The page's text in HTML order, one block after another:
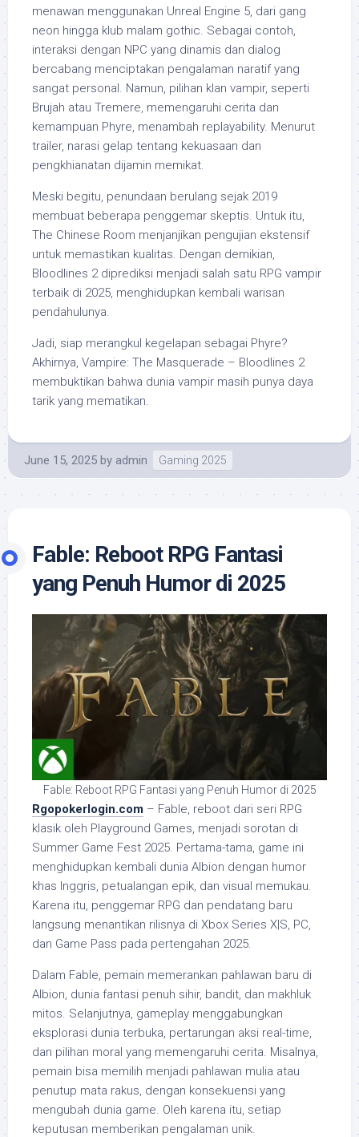
menawan menggunakan Unreal Engine 5, dari gang
neon hingga klub malam gothic. Sebagai contoh,
interaksi dengan NPC yang dinamis dan dialog
bercabang menciptakan pengalaman naratif yang
sangat personal. Namun, pilihan klan vampir, seperti
Brujah atau Tremere, memengaruhi cerita dan
kemampuan Phyre, menambah replayability. Menurut
trailer, narasi gelap tentang kekuasaan dan
pengkhianatan dijamin memikat.
Meski begitu, penundaan berulang sejak 2019
membuat beberapa penggemar skeptis. Untuk itu,
The Chinese Room menjanjikan pengujian ekstensif
untuk memastikan kualitas. Dengan demikian,
Bloodlines 2 diprediksi menjadi salah satu RPG vampir
terbaik di 2025, menghidupkan kembali warisan
pendahulunya.
Jadi, siap merangkul kegelapan sebagai Phyre?
Akhirnya, Vampire: The Masquerade – Bloodlines 2
membuktikan bahwa dunia vampir masih punya daya
tarik yang mematikan.
June 15, 2025 by admin Gaming 2025
Fable: Reboot RPG Fantasi
yang Penuh Humor di 2025
Fable: Reboot RPG Fantasi yang Penuh Humor di 2025
Rgopokerlogin.com – Fable, reboot dari seri RPG
klasik oleh Playground Games, menjadi sorotan di
Summer Game Fest 2025. Pertama-tama, game ini
menghidupkan kembali dunia Albion dengan humor
khas Inggris, petualangan epik, dan visual memukau.
Karena itu, penggemar RPG dan pendatang baru
langsung menantikan rilisnya di Xbox Series X|S, PC,
dan Game Pass pada pertengahan 2025.
Dalam Fable, pemain memerankan pahlawan baru di
Albion, dunia fantasi penuh sihir, bandit, dan makhluk
mitos. Selanjutnya, gameplay menggabungkan
eksplorasi dunia terbuka, pertarungan aksi real-time,
dan pilihan moral yang memengaruhi cerita. Misalnya,
pemain bisa memilih menjadi pahlawan mulia atau
penutup mata rakus, dengan konsekuensi yang
mengubah dunia game. Oleh karena itu, setiap
keputusan memberikan pengalaman unik.